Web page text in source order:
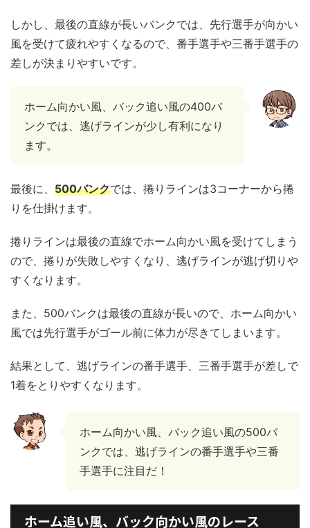
しかし、最後の直線が長いバンクでは、先行選手が向かい
風を受けて疲れやすくなるので、番手選手や三番手選手の
差しが決まりやすいです。
ホーム向かい風、バック追い風の400バ
ンクでは、逃げラインが少し有利になり
ます。
最後に、 500バンクでは、捲りラインは3コーナーから捲
りを仕掛けます。
捲りラインは最後の直線でホーム向かい風を受けてしまう
ので、捲りが失敗しやすくなり、逃げラインが逃げ切りや
すくなります。
また、500バンクは最後の直線が長いので、ホーム向かい
風では先行選手がゴール前に体力が尽きてしまいます。
結果として、逃げラインの番手選手、三番手選手が差しで
1着をとりやすくなります。
ホーム向かい風、バック追い風の500バ
ンクでは、逃げラインの番手選手や三番
手選手に注目だ！
ホーム追い風、バック向かい風のレース